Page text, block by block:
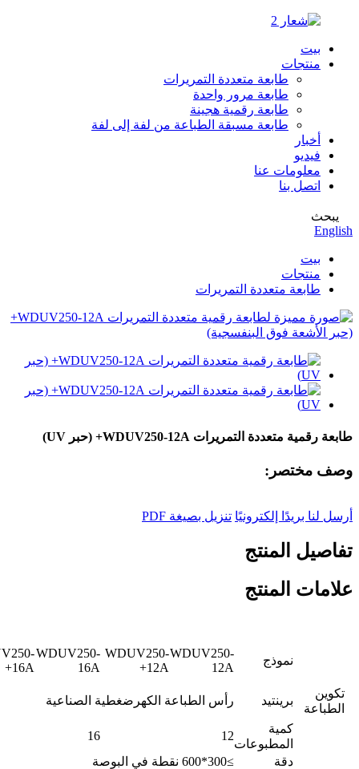
بيت
منتجات
طابعة متعددة التمريرات
طابعة مرور واحدة
طابعة رقمية هجينة
طابعة مسبقة الطباعة من لفة إلى لفة
أخبار
فيديو
معلومات عنا
اتصل بنا
يبحث
English
بيت
منتجات
طابعة متعددة التمريرات
طابعة رقمية متعددة التمريرات WDUV250-12A+ (حبر UV)
وصف مختصر:
أرسل لنا بريدًا إلكترونيًا تنزيل بصيغة PDF
تفاصيل المنتج
علامات المنتج
نموذج
WDUV250-
12A
WDUV250-
12A+
WDUV250-
16A
16A+
تكوين
الطباعة
برينتيد رأس الطباعة الكهرضغطية الصناعية
كمية
المطبوعات
12
16
دقة
≥300*600 نقطة في البوصة